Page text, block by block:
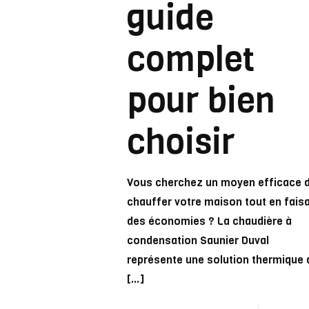
guide
complet
pour bien
choisir
Vous cherchez un moyen efficace
chauffer votre maison tout en
des économies ? La chaudière à
condensation Saunier Duval
représente une solution thermique
[…]